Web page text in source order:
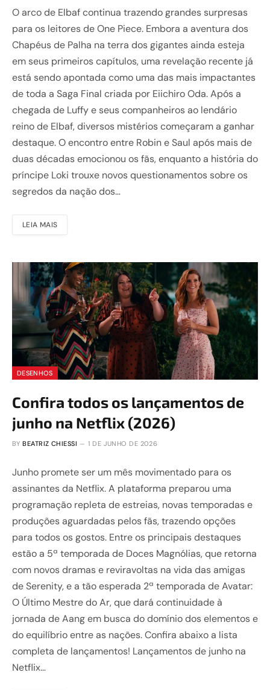
O arco de Elbaf continua trazendo grandes surpresas
para os leitores de One Piece. Embora a aventura dos
Chapéus de Palha na terra dos gigantes ainda esteja
em seus primeiros capítulos, uma revelação recente já
está sendo apontada como uma das mais impactantes
de toda a Saga Final criada por Eiichiro Oda. Após a
chegada de Luffy e seus companheiros ao lendário
reino de Elbaf, diversos mistérios começaram a ganhar
destaque. O encontro entre Robin e Saul após mais de
duas décadas emocionou os fãs, enquanto a história do
príncipe Loki trouxe novos questionamentos sobre os
segredos da nação dos…
LEIA MAIS
DESENHOS
Confira todos os lançamentos de
junho na Netflix (2026)
BY BEATRIZ CHIESSI 1 DE JUNHO DE 2026
Junho promete ser um mês movimentado para os
assinantes da Netflix. A plataforma preparou uma
programação repleta de estreias, novas temporadas e
produções aguardadas pelos fãs, trazendo opções
para todos os gostos. Entre os principais destaques
estão a 5ª temporada de Doces Magnólias, que retorna
com novos dramas e reviravoltas na vida das amigas
de Serenity, e a tão esperada 2ª temporada de Avatar:
O Último Mestre do Ar, que dará continuidade à
jornada de Aang em busca do domínio dos elementos e
do equilíbrio entre as nações. Confira abaixo a lista
completa de lançamentos! Lançamentos de junho na
Netflix…